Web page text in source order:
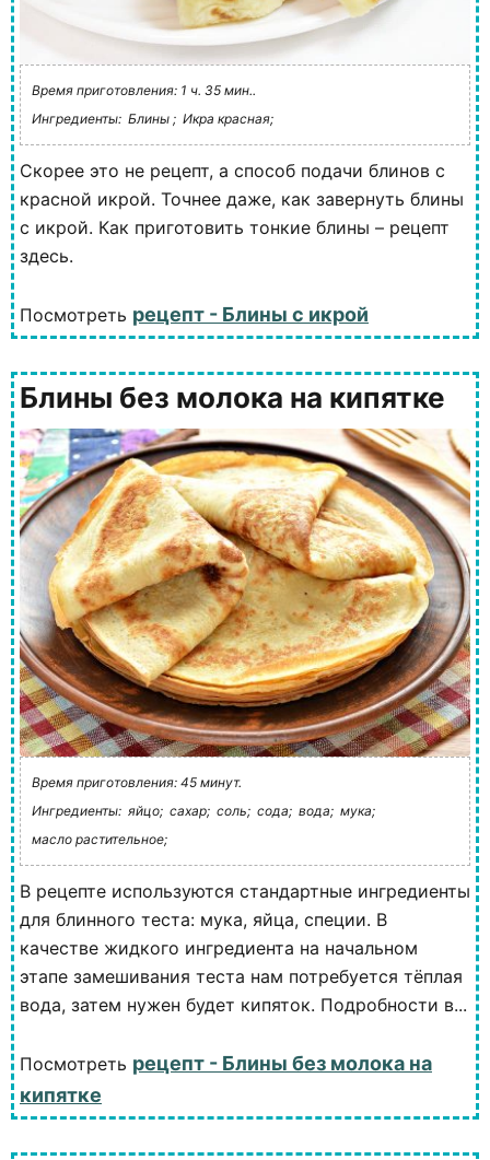
Время приготовления: 1 ч. 35 мин..
Ингредиенты: Блины ; Икра красная;
Скорее это не рецепт, а способ подачи блинов с
красной икрой. Точнее даже, как завернуть блины
с икрой. Как приготовить тонкие блины – рецепт
здесь.
Посмотреть рецепт - Блины с икрой
Блины без молока на кипятке
Время приготовления: 45 минут.
Ингредиенты: яйцо; сахар; соль; сода; вода; мука;
масло растительное;
В рецепте используются стандартные ингредиенты
для блинного теста: мука, яйца, специи. В
качестве жидкого ингредиента на начальном
этапе замешивания теста нам потребуется тёплая
вода, затем нужен будет кипяток. Подробности в...
Посмотреть рецепт - Блины без молока на
кипятке